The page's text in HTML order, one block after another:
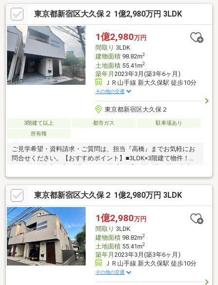
早稲田」駅…徒歩7分コンビニ・スーパー、小・中学校、保育園、
公園が徒歩10分圏内に揃っており、日常生活や子育てにも最適な
環境です！現地、周辺環境の確認等含めご見学は随時承っており
ます。お気軽にお問合せください！
東京都新宿区大久保２ 1億2,980万円 3LDK
1億2,980万円
間取り 3LDK
建物面積98.82m2
土地面積55.41m2
築年月 2023年3月(築3年6ヶ月)
ＪＲ山手線 新大久保駅 徒歩10分
その他の交通
東京都新宿区大久保２
3階建て以上 都市ガス
駐車場あり
所有権
ご見学希望・資料請求・ご質問は、担当『高橋』までお気軽にお
問合せください。【おすすめポイント】■3LDK×3階建て物件！
分注意1：上記記載文章は環境・施設の変化が生じている可能性が
ございます。差異があった場合は【現況優先】となりますことを
ご了承ください。注意2：駅からの距離、施設からの距離は、社内
システムを参照して入力しております。80mにつき1分計算で机上
測定されております。
東京都新宿区大久保２ 1億2,980万円 3LDK
1億2,980万円
間取り 3LDK
建物面積98.82m2
土地面積55.41m2
築年月 2023年3月(築3年6ヶ月)
ＪＲ山手線 新大久保駅 徒歩10分
その他の交通